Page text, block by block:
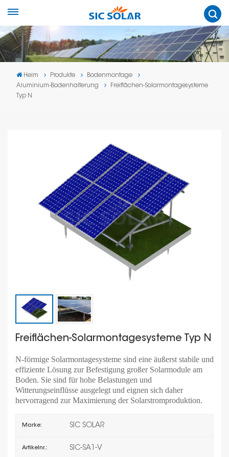
Heim Produkte
Bodenmontage
Aluminium-Bodenhalterung
Freiflächen-Solarmontagesysteme
Typ N
Freiflächen-Solarmontagesysteme Typ N
N-förmige Solarmontagesysteme sind eine äußerst stabile und
effiziente Lösung zur Befestigung großer Solarmodule am
Boden. Sie sind für hohe Belastungen und
Witterungseinflüsse ausgelegt und eignen sich daher
hervorragend zur Maximierung der Solarstromproduktion.
Marke: SIC SOLAR
Artikelnr.: SIC-SA1-V